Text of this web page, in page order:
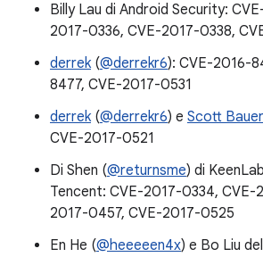
Billy Lau di Android Security:
2017-0336, CVE-2017-0338,
derrek(@derrekr6): CVE-2016-
8477, CVE-2017-0531
derrek(@derrekr6) e Scott Bauer
CVE-2017-0521
Di Shen (@returnsme) di
Tencent: CVE-2017-0334, CVE-
2017-0457, CVE-2017-0525
En He (@heeeeen4x) e Bo Liu del